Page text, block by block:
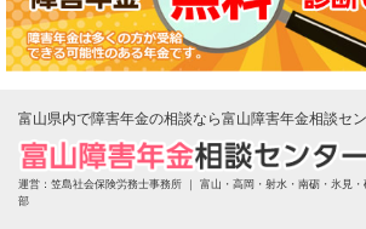
富山県内で障害年金の相談なら富山障害年金相談セ
運営：笠島社会保険労務士事務所 ｜ 富山・高岡・射水・南砺・氷見
部